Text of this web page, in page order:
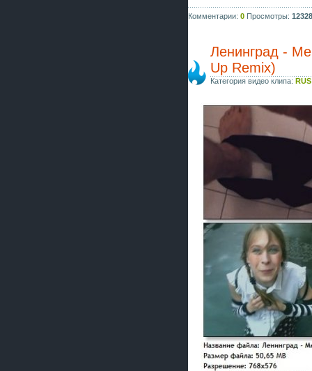
Комментарии: 0 Просмотры: 12328
Ленинград -
Up Remix)
Категория видео клипа: RUS